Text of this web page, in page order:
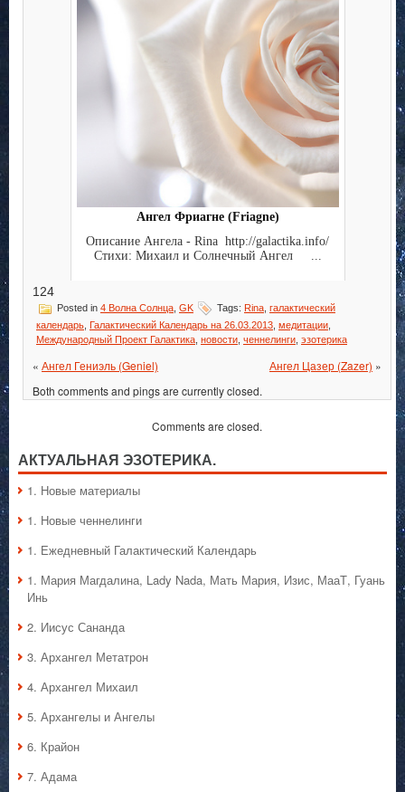
Ангел Фриагне (Friagne)
Описание Ангела - Rina http://galactika.info/
Стихи: Михаил и Солнечный Ангел ...
124
Posted in 4 Волна Солнца GK Tags: Rina галактический
календарь Галактический Календарь на 26.03.2013 медитации
Международный Проект Галактика новости ченнелинги эзотерика
« Ангел Гениэль (Geniel) Ангел Цазер (Zazer) »
Both comments and pings are currently closed.
Comments are closed.
АКТУАЛЬНАЯ ЭЗОТЕРИКА.
1. Hовые материалы
1. Hовые ченнелинги
1. Ежедневный Галактический Календарь
1. Мария Магдалина, Lady Nada, Мать Мария, Изис, МааТ, Гуань
Инь
2. Иисус Сананда
3. Архангел Метатрон
4. Архангел Михаил
5. Архангелы и Ангелы
6. Крайон
7. Адама